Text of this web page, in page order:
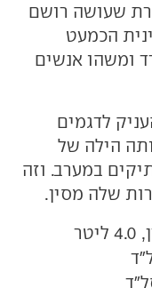
שעושה רושם
הכמעט
ומשהו אנשים
לדגמים
הילה של
במערב. וזה
שלה מסין.